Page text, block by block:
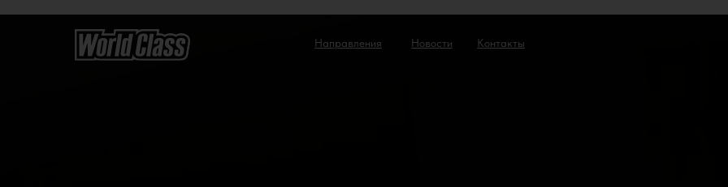
Направления Новости Контакты